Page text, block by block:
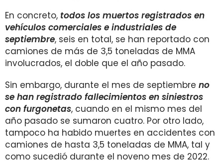
En concreto, todos los muertos registrados en
vehículos comerciales e industriales de
septiembre, seis en total, se han reportado con
camiones de más de 3,5 toneladas de MMA
involucrados, el doble que el año pasado.
Sin embargo, durante el mes de septiembre no
se han registrado fallecimientos en siniestros
con furgonetas, cuando en el mismo mes del
año pasado se sumaron cuatro. Por otro lado,
tampoco ha habido muertes en accidentes con
camiones de hasta 3,5 toneladas de MMA, tal y
como sucedió durante el noveno mes de 2022.